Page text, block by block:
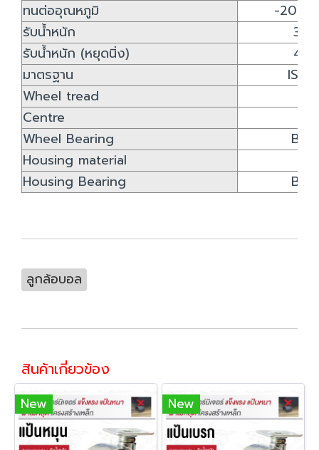
ทนต่ออุณหภูมิ
-20 /
รับน้ำหนัก
30
รับน้ำหนัก (หยุดนิ่ง)
45
มาตรฐาน
ISO
Wheel tread
Centre
Wheel Bearing
Housing material
Housing Bearing
ลูกล้อบอล
สินค้าเกี่ยวข้อง
New New